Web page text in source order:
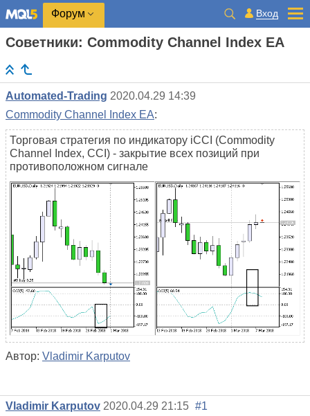
Форум Вход
Советники: Commodity Channel Index EA
Automated-Trading 2020.04.29 14:39
Commodity Channel Index EA:
Торговая стратегия по индикатору iCCI (Commodity
Channel Index, CCI) - закрытие всех позиций при
противоположном сигнале
Автор: Vladimir Karputov
Vladimir Karputov 2020.04.29 21:15 #1